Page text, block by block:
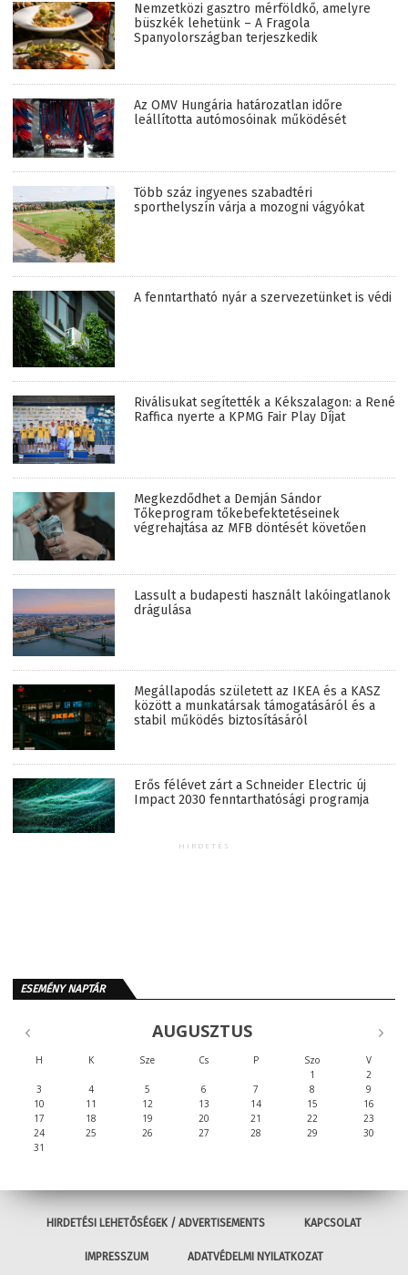
Nemzetközi gasztro mérföldkő, amelyre
büszkék lehetünk – A Fragola
Spanyolországban terjeszkedik
Az OMV Hungária határozatlan időre
leállította autómosóinak működését
Több száz ingyenes szabadtéri
sporthelyszín várja a mozogni vágyókat
A fenntartható nyár a szervezetünket is védi
Riválisukat segítették a Kékszalagon: a René
Raffica nyerte a KPMG Fair Play Díjat
Megkezdődhet a Demján Sándor
Tőkeprogram tőkebefektetéseinek
végrehajtása az MFB döntését követően
Lassult a budapesti használt lakóingatlanok
drágulása
Megállapodás született az IKEA és a KASZ
között a munkatársak támogatásáról és a
stabil működés biztosításáról
Erős félévet zárt a Schneider Electric új
Impact 2030 fenntarthatósági programja
HIRDETÉS
ESEMÉNY NAPTÁR
AUGUSZTUS
H K Sze Cs P Szo
V
1
2
3
4 5 6 7 8
9
10
11 12 13 14 15
16
17
18 19 20 21 22
23
24
25 26 27 28 29
30
31
HIRDETÉSI LEHETŐSÉGEK / ADVERTISEMENTS KAPCSOLAT
IMPRESSZUM ADATVÉDELMI NYILATKOZAT